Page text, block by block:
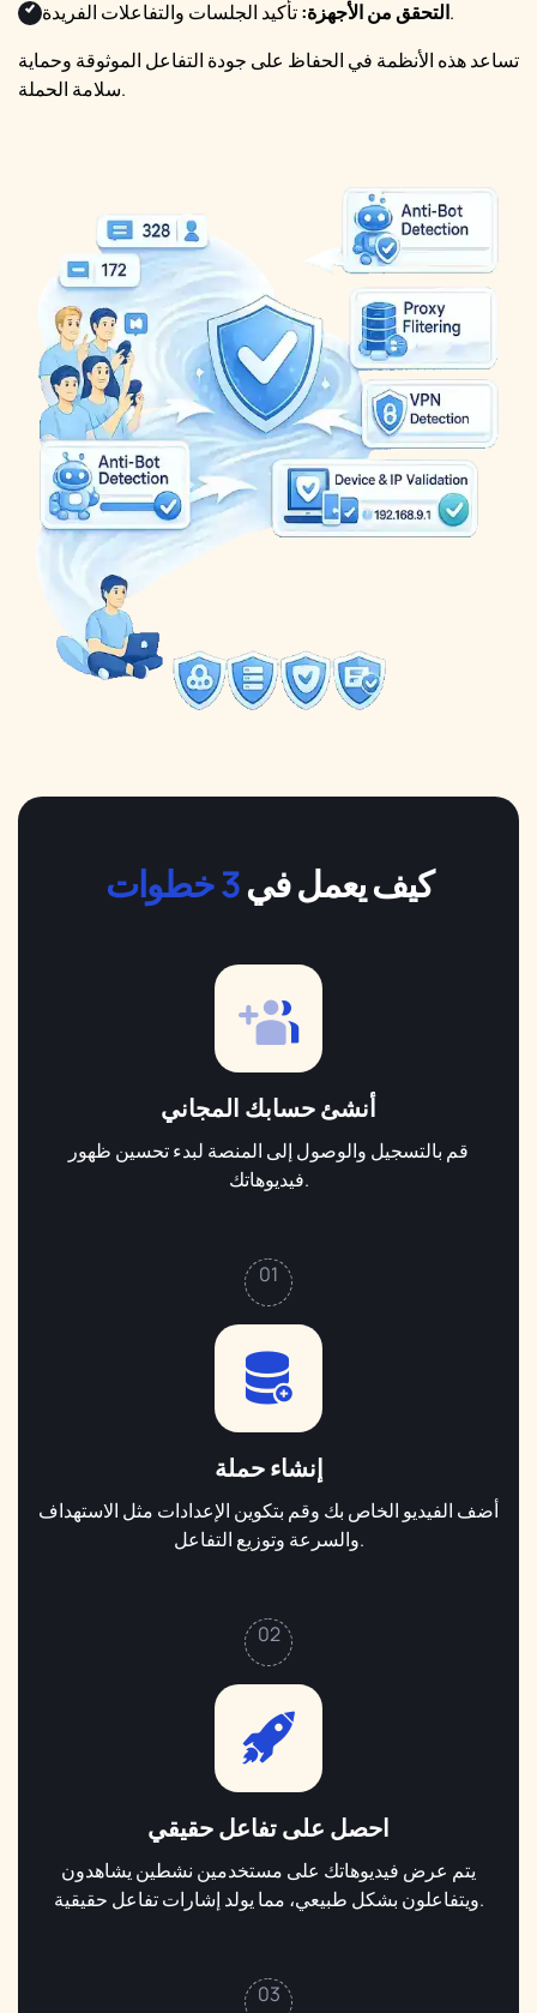
التحقق من الأجهزة:تأكيد الجلسات والتفاعلات الفريدة.
تساعد هذه الأنظمة في الحفاظ على جودة التفاعل الموثوقة وحماية
سلامة الحملة.
كيف يعمل في3 خطوات
أنشئ حسابك المجاني
قم بالتسجيل والوصول إلى المنصة لبدء تحسين ظهور
فيديوهاتك.
01
إنشاء حملة
أضف الفيديو الخاص بك وقم بتكوين الإعدادات مثل الاستهداف
والسرعة وتوزيع التفاعل.
02
احصل على تفاعل حقيقي
يتم عرض فيديوهاتك على مستخدمين نشطين يشاهدون
ويتفاعلون بشكل طبيعي، مما يولد إشارات تفاعل حقيقية.
03